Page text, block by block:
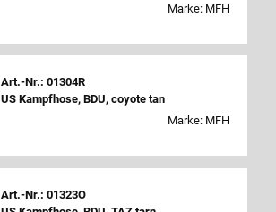
Marke: MFH
Art.-Nr.: 01304R
US Kampfhose, BDU, coyote tan
Marke: MFH
Art.-Nr.: 01323O